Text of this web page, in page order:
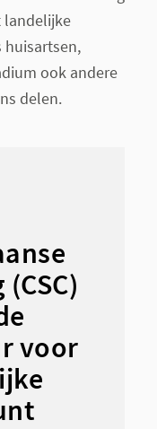
landelijke
huisartsen,
ook andere
delen.
voor